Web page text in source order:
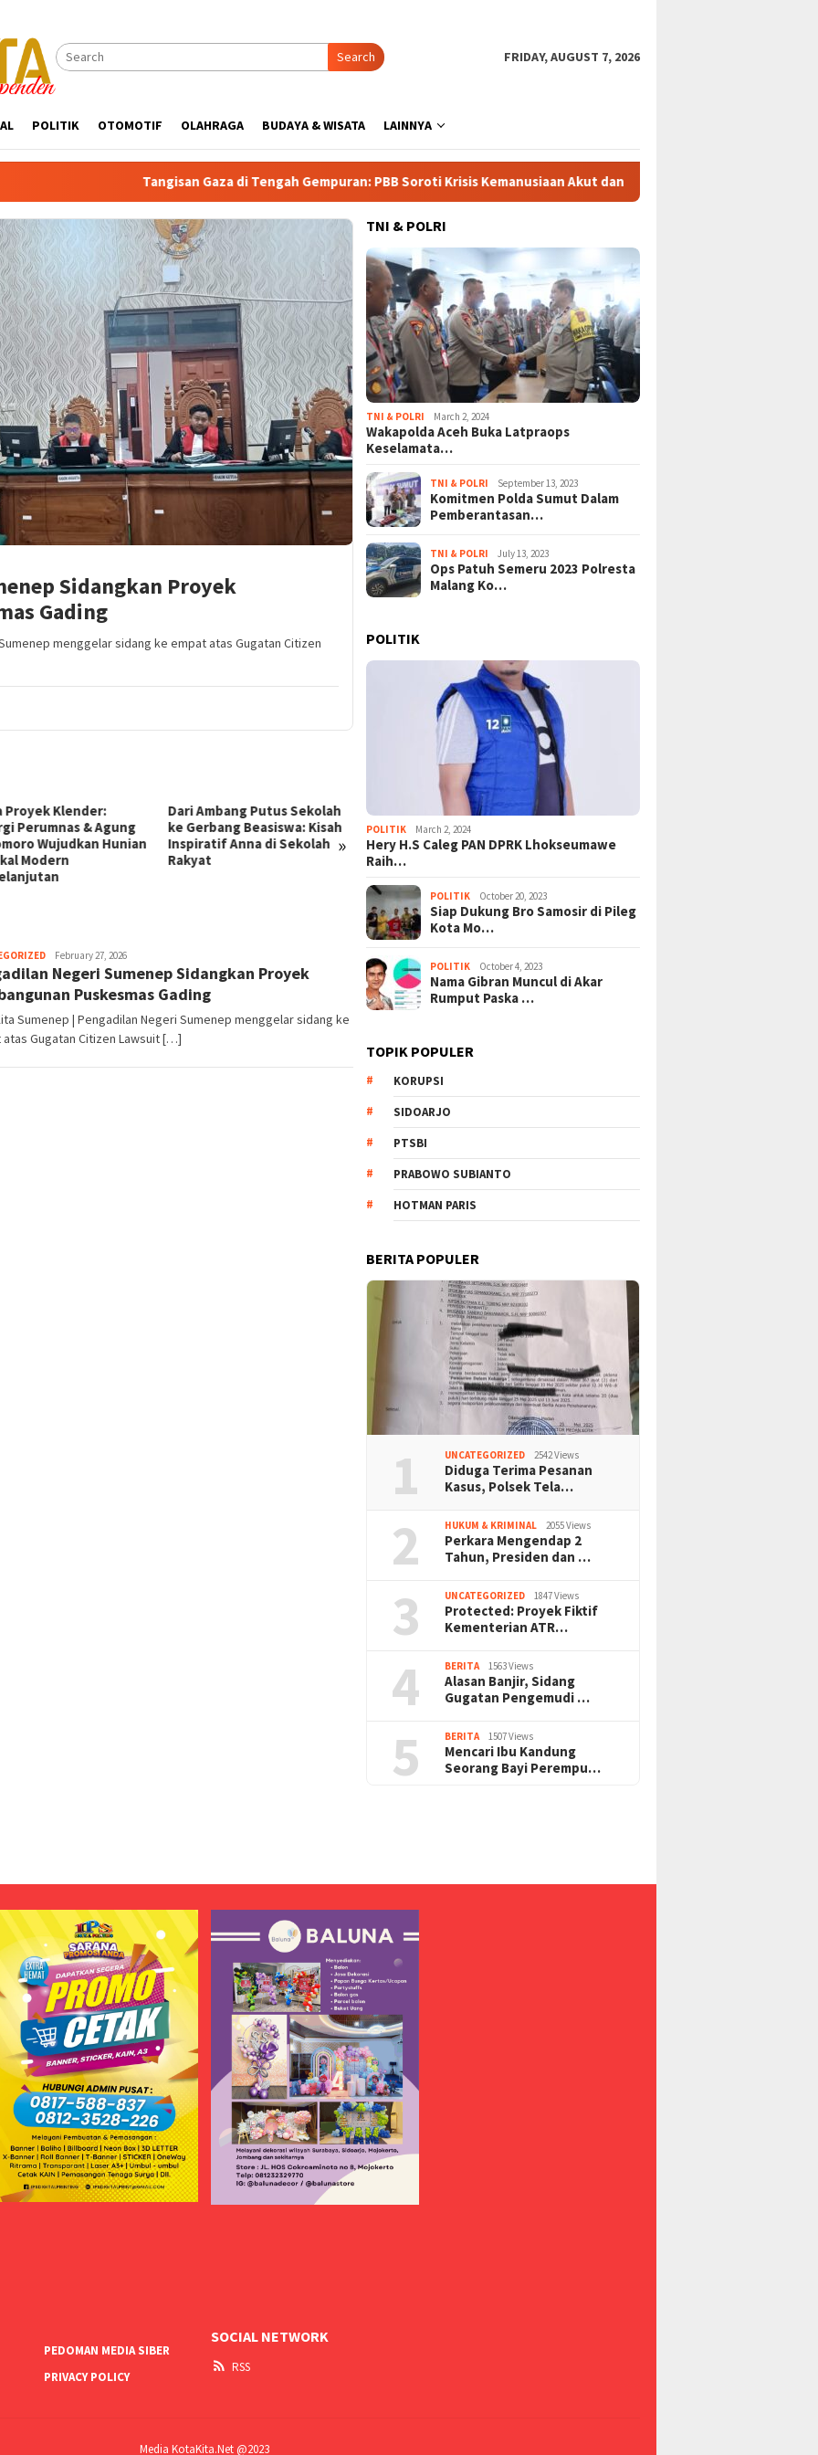
Search FRIDAY, AUGUST 7, 2026
POLITIK OTOMOTIF OLAHRAGA BUDAYA & WISATA LAINNYA
Tangisan Gaza di Tengah Gempuran: PBB Soroti Krisis Kemanusiaan Akut dan Kekerasan Israel
Sidangkan Proyek
Gading
menggelar sidang ke empat atas Gugatan Citizen
»
Putus Sekolah
Beasiswa: Kisah
Anna di Sekolah
Terobosan Ekonomi
Prabowo: Dari Kampung Haji
di Mekkah hingga Efisiensi
BUMN Triliunan Rupiah
KPK Bongkar Lapisan Baru
Skandal Suap Pajak: Dolar AS
Disita di Tangerang, Jaringan
Korupsi Kian Terkuak!
Tangisan Gaza di Tengah
Kemanusiaan Akut dan
Redaksi
February 27, 2026
Negeri Sumenep Sidangkan Proyek
Puskesmas Gading
Sumenep | Pengadilan Negeri Sumenep menggelar sidang ke
Gugatan Citizen Lawsuit […]
TNI & POLRI
TNI & POLRI March 2, 2024
Wakapolda Aceh Buka Latpraops
Keselamata…
TNI & POLRI September 13, 2023
Komitmen Polda Sumut Dalam
Pemberantasan…
TNI & POLRI July 13, 2023
Ops Patuh Semeru 2023 Polresta
Malang Ko…
POLITIK
POLITIK March 2, 2024
Hery H.S Caleg PAN DPRK Lhokseumawe
Raih…
POLITIK October 20, 2023
Siap Dukung Bro Samosir di Pileg
Kota Mo…
POLITIK October 4, 2023
Nama Gibran Muncul di Akar
Rumput Paska …
TOPIK POPULER
KORUPSI
SIDOARJO
PTSBI
PRABOWO SUBIANTO
HOTMAN PARIS
BERITA POPULER
1 UNCATEGORIZED 2542 Views
Diduga Terima Pesanan
Kasus, Polsek Tela…
2 HUKUM & KRIMINAL 2055 Views
Perkara Mengendap 2
Tahun, Presiden dan …
3 UNCATEGORIZED 1847 Views
Protected: Proyek Fiktif
Kementerian ATR…
4 BERITA 1563 Views
Alasan Banjir, Sidang
Gugatan Pengemudi …
5 BERITA 1507 Views
Mencari Ibu Kandung
Seorang Bayi Perempu…
PEDOMAN MEDIA SIBER
PRIVACY POLICY
SOCIAL NETWORK
RSS
Media KotaKita.Net @2023